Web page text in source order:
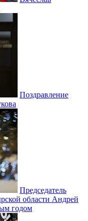
Поздравление
Председатель
области Андрей
годом